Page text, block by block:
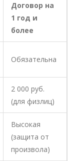
Договор на
1 год и
более
Обязательна
2 000 руб.
(для физлиц)
Высокая
(защита от
произвола)